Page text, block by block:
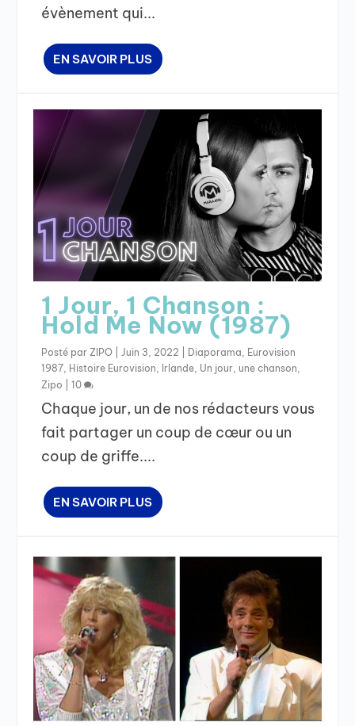
évènement qui...
EN SAVOIR PLUS
1 Jour, 1 Chanson :
Hold Me Now (1987)
Posté parZIPO |Juin 3, 2022 Diaporama, Eurovision
1987, Histoire Eurovision, Irlande, Un jour, une chanson,
Zipo |10
Chaque jour, un de nos rédacteurs vous
fait partager un coup de cœur ou un
coup de griffe....
EN SAVOIR PLUS